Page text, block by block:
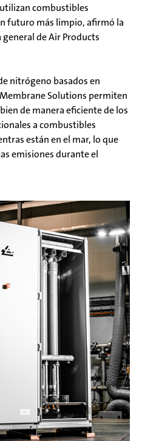
combustibles
futuro más limpio, afirmó la
de Air Products
nitrógeno basados en
Solutions permiten
de manera eficiente de los
a combustibles
están en el mar, lo que
emisiones durante el